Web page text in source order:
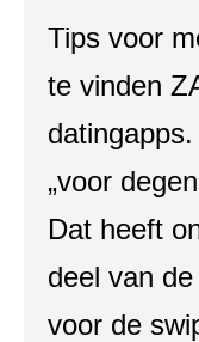
Tips voor
te vinden
„voor
Dat heeft
deel van
voor de